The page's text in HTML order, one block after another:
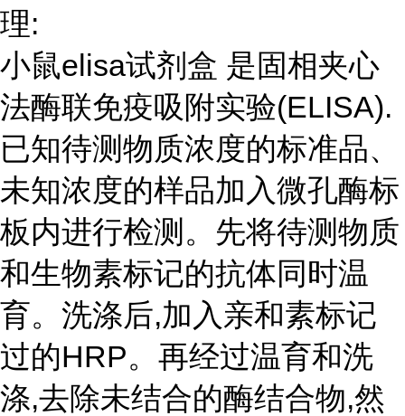
理:
小鼠elisa试剂盒 是固相夹心
法酶联免疫吸附实验(ELISA).
已知待测物质浓度的标准品、
未知浓度的样品加入微孔酶标
板内进行检测。先将待测物质
和生物素标记的抗体同时温
育。洗涤后,加入亲和素标记
过的HRP。再经过温育和洗
涤,去除未结合的酶结合物,然